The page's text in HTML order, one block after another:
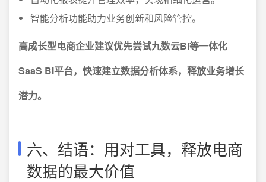
智能分析功能助力业务创新和风险管控。
高成长型电商企业建议优先尝试九数云BI等一体化
SaaS BI平台，快速建立数据分析体系，释放业务增长
潜力。
六、结语：用对工具，释放电商
数据的最大价值